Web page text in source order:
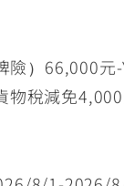
險）66,000
物稅減免